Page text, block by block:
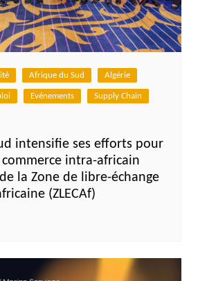
Afrique du Sud Algérie
Evénements Supply Chain
intensifie ses efforts pour
intra-africain
la Zone de libre-échange
(ZLECAf)